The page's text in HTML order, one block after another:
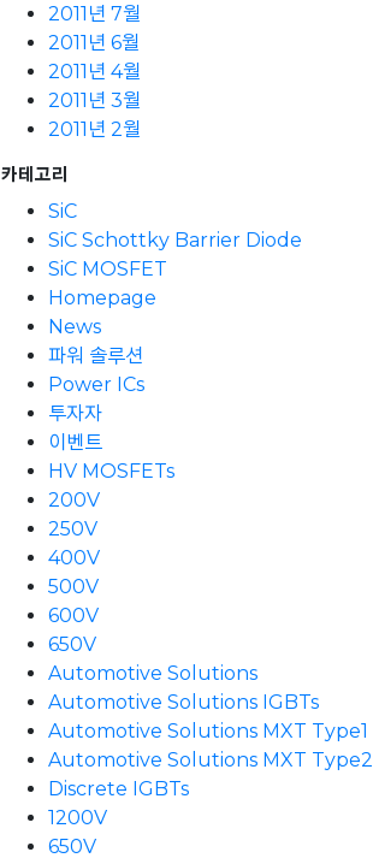
2011년 7월
2011년 6월
2011년 4월
2011년 3월
2011년 2월
카테고리
SiC
SiC Schottky Barrier Diode
SiC MOSFET
Homepage
News
파워 솔루션
Power ICs
투자자
이벤트
HV MOSFETs
200V
250V
400V
500V
600V
650V
Automotive Solutions
Automotive Solutions IGBTs
Automotive Solutions MXT Type1
Automotive Solutions MXT Type2
Discrete IGBTs
1200V
650V